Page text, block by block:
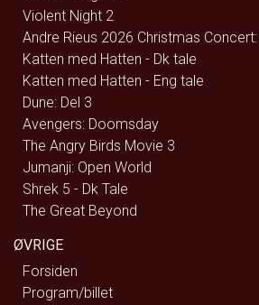
Violent Night 2
Andre Rieus 2026 Christmas
Katten med Hatten - Dk tale
Katten med Hatten - Eng tale
Dune: Del 3
Avengers: Doomsday
The Angry Birds Movie 3
Jumanji: Open World
Shrek 5 - Dk Tale
The Great Beyond
ØVRIGE
Forsiden
Program/billet